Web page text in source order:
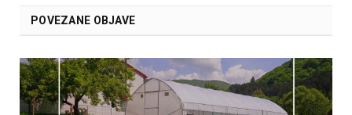
POVEZANE OBJAVE